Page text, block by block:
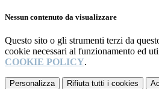
Nessun contenuto da visualizzare
Questo sito o gli strumenti terzi da
cookie necessari al funzionamento ed
COOKIE POLICY.
Personalizza Rifiuta tutti i cookies